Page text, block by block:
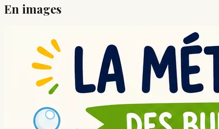
En images